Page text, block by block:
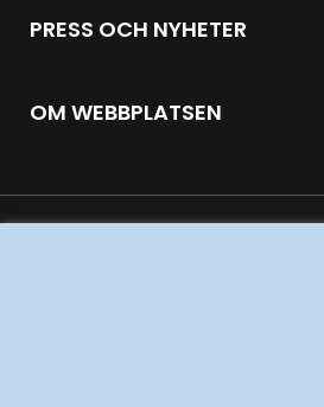
PRESS OCH NYHETER
OM WEBBPLATSEN